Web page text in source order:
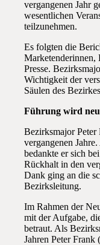
vergangenen Jahr
wesentlichen
teilzunehmen.
Es folgten die
Marketenderinnen,
Presse.
Wichtigkeit der
Säulen des
Führung wird
Bezirksmajor
vergangenen
bedankte er sich
Rückhalt in den
Dank ging an die
Bezirksleitung.
Im Rahmen der
mit der Aufgabe,
betraut. Als
Jahren Peter